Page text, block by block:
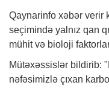
Qaynarinfo xəbər verir
seçimində yalnız qan
mühit və bioloji
Mütəxəssislər bildirib:
nəfəsimizlə çıxan